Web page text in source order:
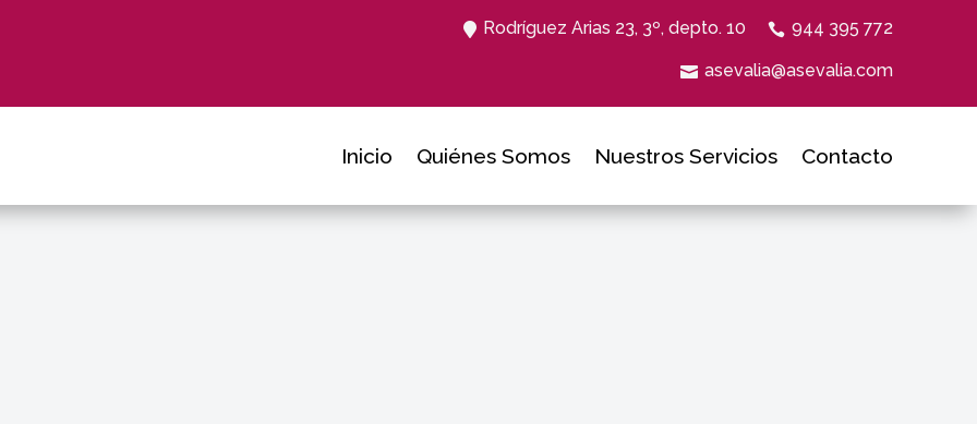
Rodríguez Arias 23, 3º, depto. 10 944 395 772
asevalia@asevalia.com
Inicio Quiénes Somos Nuestros Servicios Contacto